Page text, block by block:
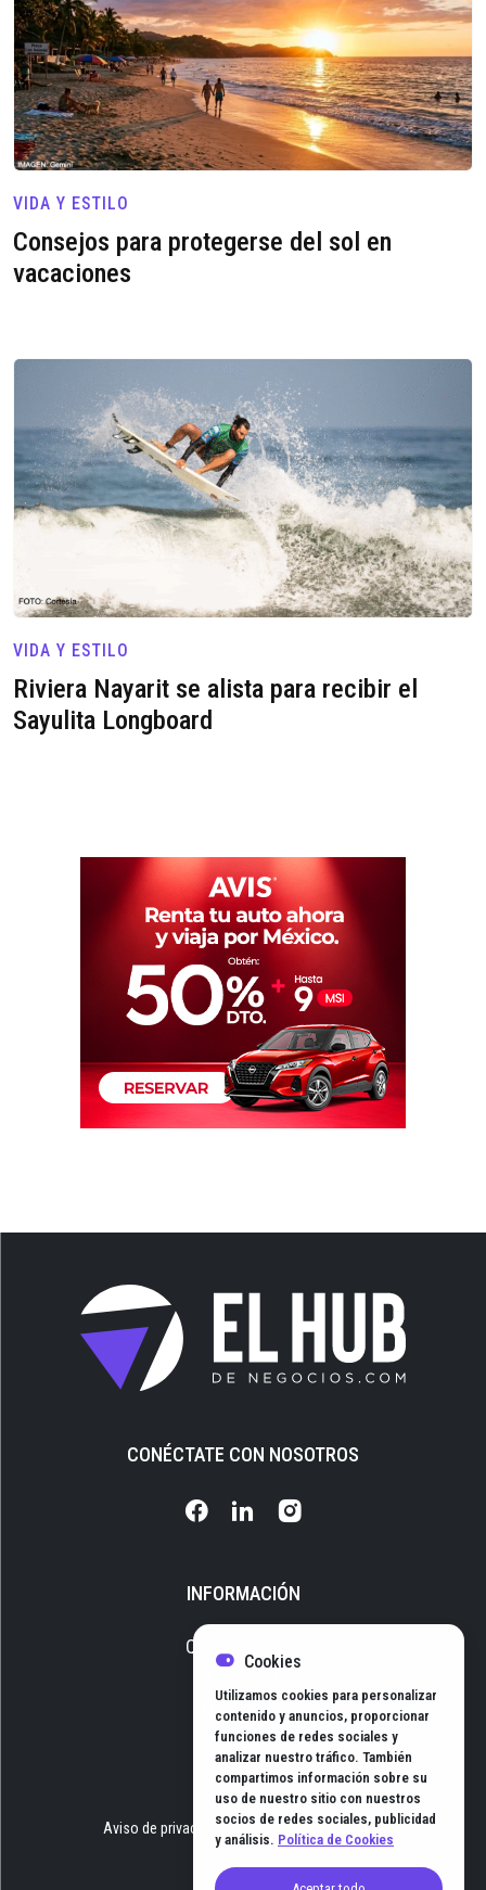
VIDA Y ESTILO
Consejos para protegerse del sol en
vacaciones
VIDA Y ESTILO
Riviera Nayarit se alista para recibir el
Sayulita Longboard
INFORMACIÓN
Quiénes somos
Newsletter
Contacto
CONÉCTATE CON NOSOTROS
Aviso de privacidad Términos y Condiciones
Cookies
Utilizamos cookies para personalizar
contenido y anuncios, proporcionar
funciones de redes sociales y
analizar nuestro tráfico. También
compartimos información sobre su
uso de nuestro sitio con nuestros
socios de redes sociales, publicidad
y análisis. Política de Cookies